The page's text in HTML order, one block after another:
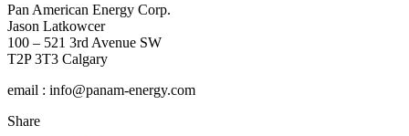
Pan American Energy Corp.
Jason Latkowcer
100 – 521 3rd Avenue SW
T2P 3T3 Calgary
email : info@panam-energy.com
Share